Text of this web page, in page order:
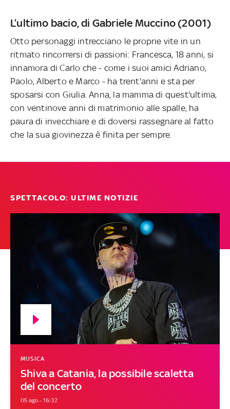
L’ultimo bacio, di Gabriele Muccino (2001)
Otto personaggi intrecciano le proprie vite in un
ritmato rincorrersi di passioni: Francesca, 18 anni, si
innamora di Carlo che - come i suoi amici Adriano,
Paolo, Alberto e Marco - ha trent'anni e sta per
sposarsi con Giulia. Anna, la mamma di quest'ultima,
con ventinove anni di matrimonio alle spalle, ha
paura di invecchiare e di doversi rassegnare al fatto
che la sua giovinezza è finita per sempre.
SPETTACOLO: ULTIME NOTIZIE
Shiva a Catania, la possibile scaletta
del concerto
MUSICA
05 ago - 16:32